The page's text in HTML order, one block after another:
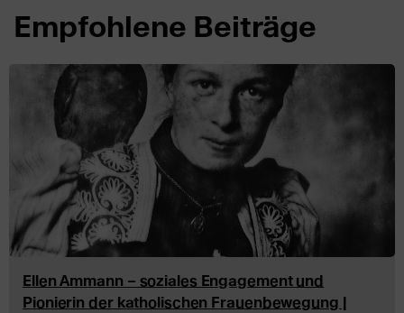
Empfohlene Beiträge
Ellen Ammann – soziales Engagement und
Pionierin der katholischen Frauenbewegung |